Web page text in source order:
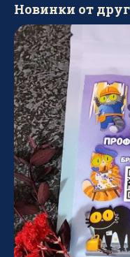
Новинки от